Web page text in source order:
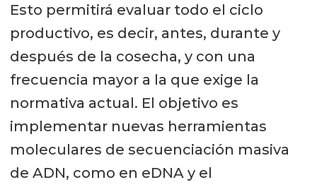
Esto permitirá evaluar todo el ciclo
productivo, es decir, antes, durante y
después de la cosecha, y con una
frecuencia mayor a la que exige la
normativa actual. El objetivo es
implementar nuevas herramientas
moleculares de secuenciación masiva
de ADN, como en eDNA y el